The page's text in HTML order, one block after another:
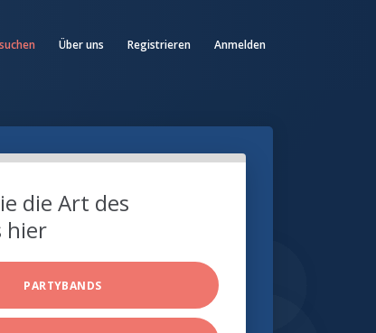
Über uns Registrieren Anmelden
die Art des
hier
PARTYBANDS